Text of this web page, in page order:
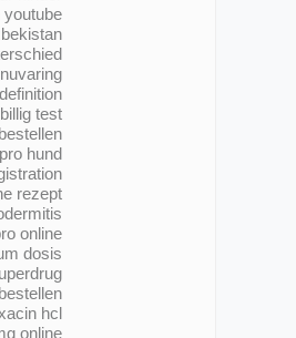
|
|
test |
hund,
|
rezept |
|
online |
dosis,
|
hcl |
online |